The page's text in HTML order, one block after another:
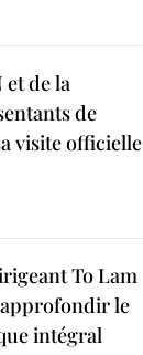
et de la
de
visite officielle
To Lam
le
intégral